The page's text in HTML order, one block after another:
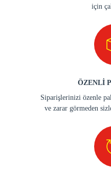
için
ÖZENLİ
Siparişlerinizi özenle
ve zarar görmeden